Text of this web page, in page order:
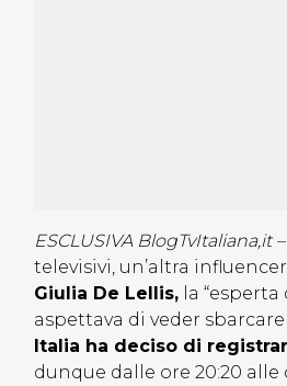
ESCLUSIVA BlogTvItaliana,it –
televisivi, un’altra
Giulia De Lellis, la
aspettava di veder
Italia ha deciso di
dunque dalle ore 20:20 alle